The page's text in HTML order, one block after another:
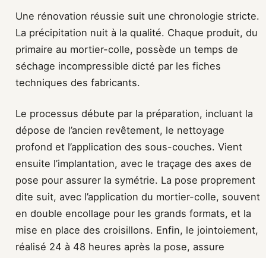
Une rénovation réussie suit une chronologie stricte.
La précipitation nuit à la qualité. Chaque produit, du
primaire au mortier-colle, possède un temps de
séchage incompressible dicté par les fiches
techniques des fabricants.
Le processus débute par la préparation, incluant la
dépose de l’ancien revêtement, le nettoyage
profond et l’application des sous-couches. Vient
ensuite l’implantation, avec le traçage des axes de
pose pour assurer la symétrie. La pose proprement
dite suit, avec l’application du mortier-colle, souvent
en double encollage pour les grands formats, et la
mise en place des croisillons. Enfin, le jointoiement,
réalisé 24 à 48 heures après la pose, assure